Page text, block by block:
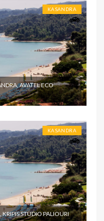
KASANDRA
AVATEL ECO
KASANDRA
STUDIO PALIOURI